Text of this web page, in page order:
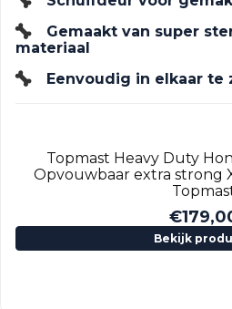
Gemaakt van super
materiaal
Eenvoudig in elkaar te
Topmast Heavy Duty
Opvouwbaar extra strong
€
Bekijk